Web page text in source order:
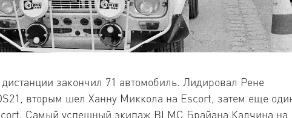
закончил 71 автомобиль. Лидировал Рене
вторым шел Ханну Миккола на Escort, затем еще
Самый успешный экипаж BLMC Брайана Калчина на